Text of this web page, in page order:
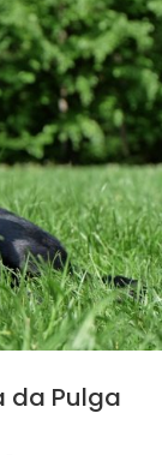
da Pulga